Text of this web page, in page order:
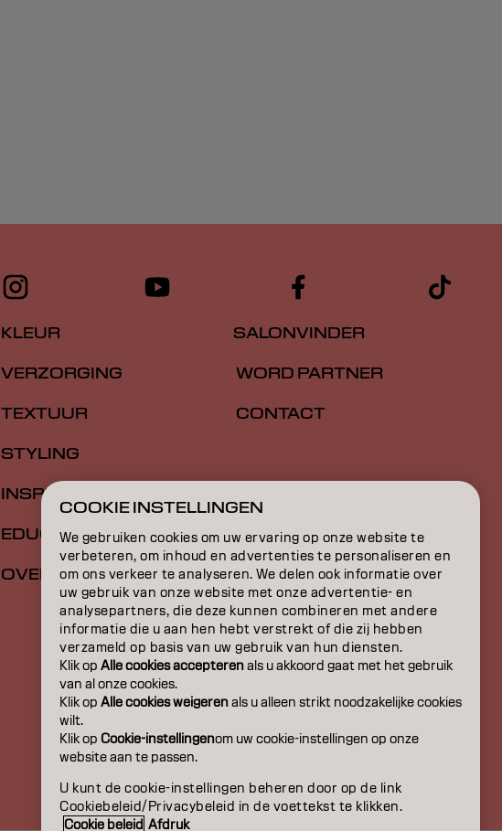
KLEUR
VERZORGING
TEXTUUR
STYLING
INSPIRATIE
EDUCATION
OVER
SALONVINDER
WORD PARTNER
CONTACT
COOKIE INSTELLINGEN
We gebruiken cookies om uw ervaring op onze website te
verbeteren, om inhoud en advertenties te personaliseren en
om ons verkeer te analyseren. We delen ook informatie over
uw gebruik van onze website met onze advertentie- en
analysepartners, die deze kunnen combineren met andere
informatie die u aan hen hebt verstrekt of die zij hebben
verzameld op basis van uw gebruik van hun diensten.
Klik op Alle cookies accepterenals u akkoord gaat met het gebruik
van al onze cookies.
Klik op Alle cookies weigerenals u alleen strikt noodzakelijke cookies
wilt.
Klik op Cookie-instellingenom uw cookie-instellingen op onze
website aan te passen.
U kunt de cookie-instellingen beheren door op de link
Cookiebeleid/Privacybeleid in de voettekst te klikken.
Cookie beleid Afdruk